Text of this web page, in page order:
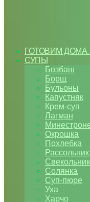
ГОТОВИМ
СУПЫ
Бозбаш
Борщ
Бульоны
Капустняк
Крем-суп
Лагман
Окрошка
Похлебка
Рассольник
Свекольник
Солянка
Суп-пюре
Уха
Харчо